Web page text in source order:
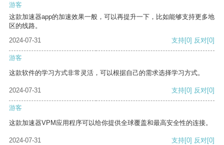
游客
这款加速器app的加速效果一般，可以再提升一下，比如能够支持更多地
区的线路。
2024-07-31
支持[0] 反对[0]
游客
这款软件的学习方式非常灵活，可以根据自己的需求选择学习方式。
2024-07-31 支持[0] 反对[0]
游客
这款加速器VPM应用程序可以给你提供全球覆盖和最高安全性的连接。
2024-07-31 支持[0] 反对[0]